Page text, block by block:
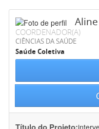
COORDENADOR(A)
CIÊNCIAS DA SAÚDE
Saúde Coletiva